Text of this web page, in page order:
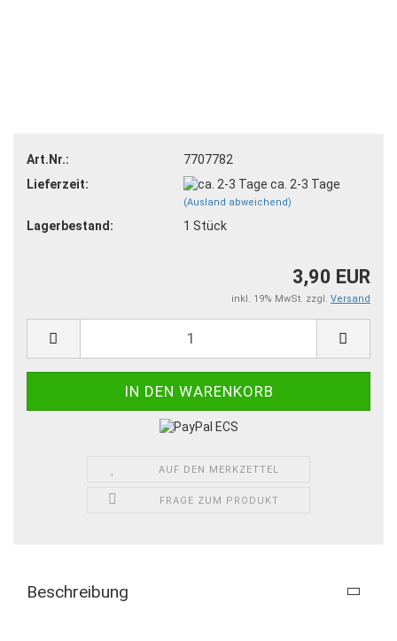
Art.Nr.:
7707782
Lieferzeit:
ca. 2-3 Tage
(Ausland abweichend)
Lagerbestand: 1 Stück
3,90 EUR
inkl. 19% MwSt. zzgl. Versand
AUF DEN MERKZETTEL
FRAGE ZUM PRODUKT
Beschreibung